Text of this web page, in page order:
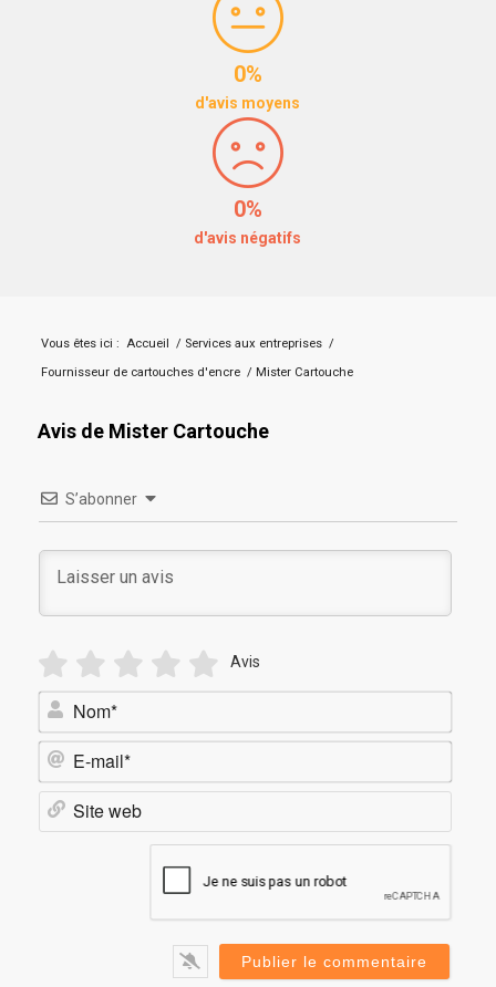
0%
d'avis moyens
0%
d'avis négatifs
Vous êtes ici : Accueil / Services aux entreprises /
Fournisseur de cartouches d'encre / Mister Cartouche
Avis de Mister Cartouche
S’abonner
Avis
Nom*
E-